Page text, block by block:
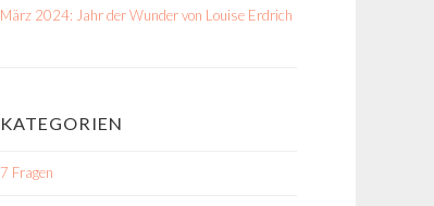
März 2024: Jahr der Wunder von Louise Erdrich
KATEGORIEN
7 Fragen